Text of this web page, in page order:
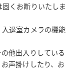
くお断りいたしま
退室カメラの機能
他出入りしている
声掛けしたり、お